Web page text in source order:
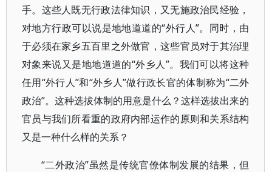
手。这些人既无行政法律知识，又无施政治民经验，
对地方行政可以说是地地道道的“外行人”。同时，由
于必须在家乡五百里之外做官，这些官员对于其治理
对象来说又是地地道道的“外乡人”。我们可以将这种
任用“外行人”和“外乡人”做行政长官的体制称为“二外
政治”。这种选拔体制的用意是什么？这样选拔出来的
官员与我们所看重的政府内部运作的原则和关系结构
又是一种什么样的关系？
“二外政治”虽然是传统官僚体制发展的结果，但